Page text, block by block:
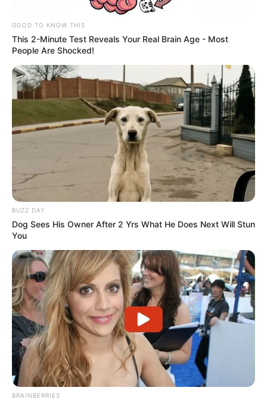
O jornalismo do JASB.com.br precisa de você para continuar
GOOD TO KNOW THIS
This 2-Minute Test Reveals Your Real Brain Age - Most
People Are Shocked!
BUZZ DAY
Dog Sees His Owner After 2 Yrs What He Does Next Will Stun
You
BRAINBERRIES